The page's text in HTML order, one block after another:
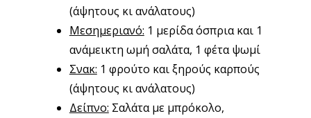
(άψητους κι ανάλατους)
Μεσημεριανό: 1 μερίδα όσπρια και 1
ανάμεικτη ωμή σαλάτα, 1 φέτα ψωμί
Σνακ: 1 φρούτο και ξηρούς καρπούς
(άψητους κι ανάλατους)
Δείπνο: Σαλάτα με μπρόκολο,